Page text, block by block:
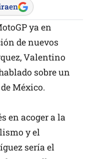
en
ya en
de nuevos
Valentino
sobre un
México.
en acoger a la
y el
sería el